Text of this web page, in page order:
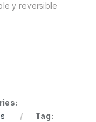
y reversible
Tag: